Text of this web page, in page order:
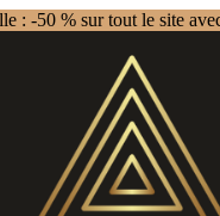
: -50 % sur tout le site